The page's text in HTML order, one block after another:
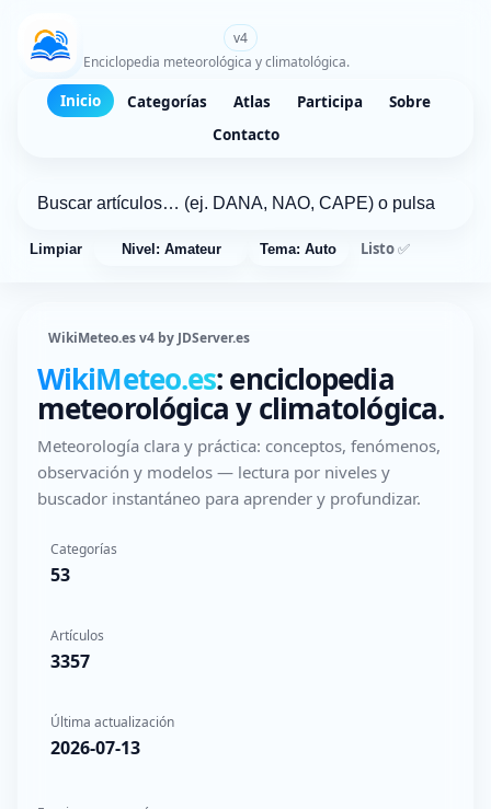
v4
Enciclopedia meteorológica y climatológica.
Inicio Categorías Atlas Participa
Sobre
Contacto
Limpiar Nivel: Amateur Tema: Auto Listo ✅
WikiMeteo.es v4 by JDServer.es
WikiMeteo.es: enciclopedia
meteorológica y climatológica.
Meteorología clara y práctica: conceptos, fenómenos,
observación y modelos — lectura por niveles y
buscador instantáneo para aprender y profundizar.
Categorías
53
Artículos
3357
Última actualización
2026-07-13